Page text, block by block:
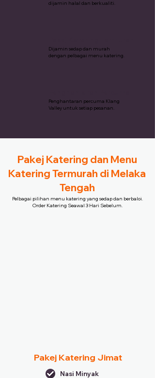
dijamin halal dan berkualiti.
Dijamin sedap dan murah
dengan pelbagai menu katering.
Penghantaran percuma Klang
Valley untuk setiap pesanan.
Pakej Katering dan Menu
Katering Termurah di Melaka
Tengah
Pelbagai pilihan menu katering yang sedap dan berbaloi.
Order Katering Seawal 3 Hari Sebelum.
Pakej Katering Jimat
Nasi Minyak